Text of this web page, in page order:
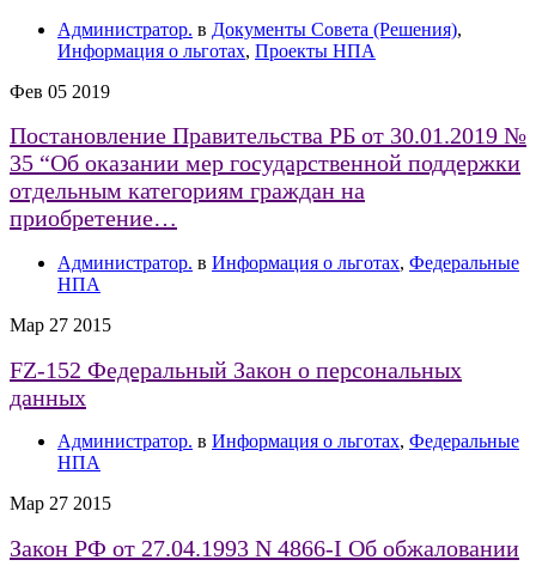
Администратор. в Документы Совета (Решения),
Информация о льготах, Проекты НПА
Фев 05 2019
Постановление Правительства РБ от 30.01.2019 №
35 “Об оказании мер государственной поддержки
отдельным категориям граждан на
приобретение…
Администратор. в Информация о льготах, Федеральные
НПА
Мар 27 2015
FZ-152 Федеральный Закон о персональных
данных
Администратор. в Информация о льготах, Федеральные
НПА
Мар 27 2015
Закон РФ от 27.04.1993 N 4866-I Об обжаловании